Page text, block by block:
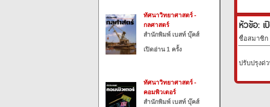
ทัศนาวิทยาศาสตร์ -
กลศาสตร์
สำนักพิมพ์ เบสท์ บุ๊คส์
เปิดอ่าน 1 ครั้ง
ทัศนาวิทยาศาสตร์ -
คอมพิวเตอร์
สำนักพิมพ์ เบสท์ บุ๊คส์
หัวข้อ: เ
ชื่อสมาชิก
ปรับปรุงด่